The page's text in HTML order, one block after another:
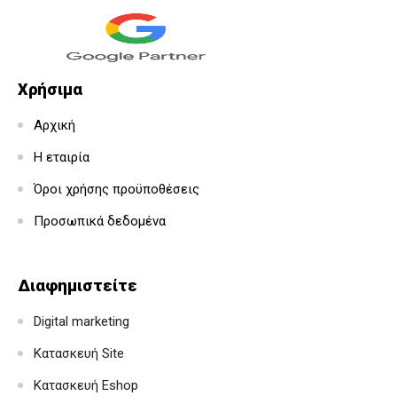
Χρήσιμα
Αρχική
Η εταιρία
Όροι χρήσης προϋποθέσεις
Προσωπικά δεδομένα
Διαφημιστείτε
Digital marketing
Κατασκευή Site
Κατασκευή Eshop